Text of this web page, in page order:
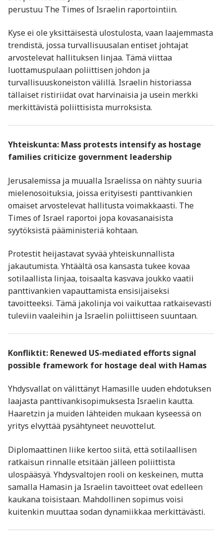
perustuu The Times of Israelin raportointiin.
Kyse ei ole yksittäisestä ulostulosta, vaan laajemmasta
trendistä, jossa turvallisuusalan entiset johtajat
arvostelevat hallituksen linjaa. Tämä viittaa
luottamuspulaan poliittisen johdon ja
turvallisuuskoneiston välillä. Israelin historiassa
tällaiset ristiriidat ovat harvinaisia ja usein merkki
merkittävistä poliittisista murroksista.
Yhteiskunta: Mass protests intensify as hostage
families criticize government leadership
Jerusalemissa ja muualla Israelissa on nähty suuria
mielenosoituksia, joissa erityisesti panttivankien
omaiset arvostelevat hallitusta voimakkaasti. The
Times of Israel raportoi jopa kovasanaisista
syytöksistä pääministeriä kohtaan.
Protestit heijastavat syvää yhteiskunnallista
jakautumista. Yhtäältä osa kansasta tukee kovaa
sotilaallista linjaa, toisaalta kasvava joukko vaatii
panttivankien vapauttamista ensisijaiseksi
tavoitteeksi. Tämä jakolinja voi vaikuttaa ratkaisevasti
tuleviin vaaleihin ja Israelin poliittiseen suuntaan.
Konfliktit: Renewed US-mediated efforts signal
possible framework for hostage deal with Hamas
Yhdysvallat on välittänyt Hamasille uuden ehdotuksen
laajasta panttivankisopimuksesta Israelin kautta.
Haaretzin ja muiden lähteiden mukaan kyseessä on
yritys elvyttää pysähtyneet neuvottelut.
Diplomaattinen liike kertoo siitä, että sotilaallisen
ratkaisun rinnalle etsitään jälleen poliittista
ulospääsyä. Yhdysvaltojen rooli on keskeinen, mutta
samalla Hamasin ja Israelin tavoitteet ovat edelleen
kaukana toisistaan. Mahdollinen sopimus voisi
kuitenkin muuttaa sodan dynamiikkaa merkittävästi.